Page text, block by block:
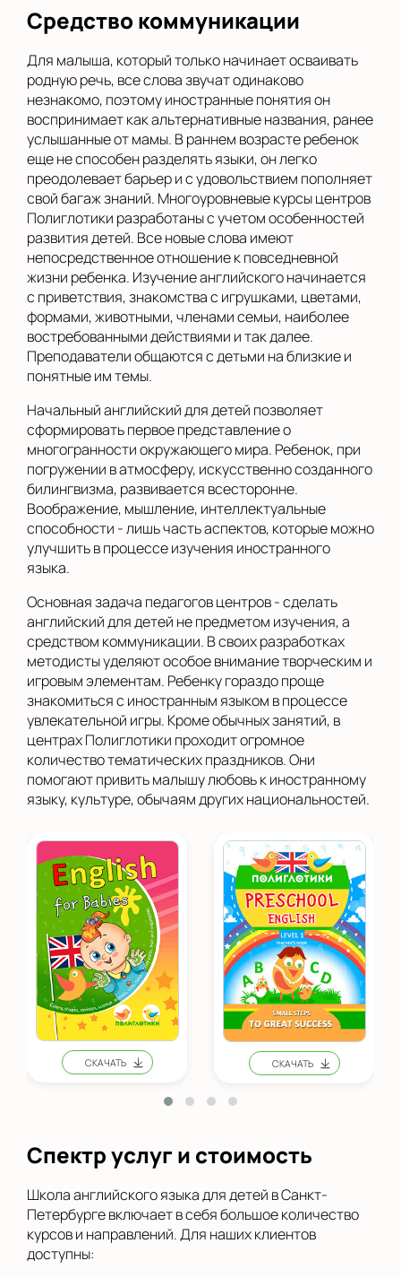
Средство коммуникации
Для малыша, который только начинает осваивать
родную речь, все слова звучат одинаково
незнакомо, поэтому иностранные понятия он
воспринимает как альтернативные названия, ранее
услышанные от мамы. В раннем возрасте ребенок
еще не способен разделять языки, он легко
преодолевает барьер и с удовольствием пополняет
свой багаж знаний. Многоуровневые курсы центров
Полиглотики разработаны с учетом особенностей
развития детей. Все новые слова имеют
непосредственное отношение к повседневной
жизни ребенка. Изучение английского начинается
с приветствия, знакомства с игрушками, цветами,
формами, животными, членами семьи, наиболее
востребованными действиями и так далее.
Преподаватели общаются с детьми на близкие и
понятные им темы.
Начальный английский для детей позволяет
сформировать первое представление о
многогранности окружающего мира. Ребенок, при
погружении в атмосферу, искусственно созданного
билингвизма, развивается всесторонне.
Воображение, мышление, интеллектуальные
способности - лишь часть аспектов, которые можно
улучшить в процессе изучения иностранного
языка.
Основная задача педагогов центров - сделать
английский для детей не предметом изучения, а
средством коммуникации. В своих разработках
методисты уделяют особое внимание творческим и
игровым элементам. Ребенку гораздо проще
знакомиться с иностранным языком в процессе
увлекательной игры. Кроме обычных занятий, в
центрах Полиглотики проходит огромное
количество тематических праздников. Они
помогают привить малышу любовь к иностранному
языку, культуре, обычаям других национальностей.
Спектр услуг и стоимость
Школа английского языка для детей в Санкт-
Петербурге включает в себя большое количество
курсов и направлений. Для наших клиентов
доступны: